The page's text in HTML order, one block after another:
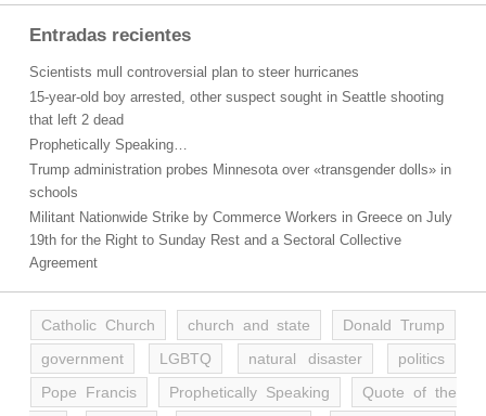
Entradas recientes
Scientists mull controversial plan to steer hurricanes
15-year-old boy arrested, other suspect sought in Seattle shooting
that left 2 dead
Prophetically Speaking…
Trump administration probes Minnesota over «transgender dolls» in
schools
Militant Nationwide Strike by Commerce Workers in Greece on July
19th for the Right to Sunday Rest and a Sectoral Collective
Agreement
Catholic Church church and state
Donald Trump
government
LGBTQ natural disaster
politics
Pope Francis
Prophetically Speaking
Quote of the